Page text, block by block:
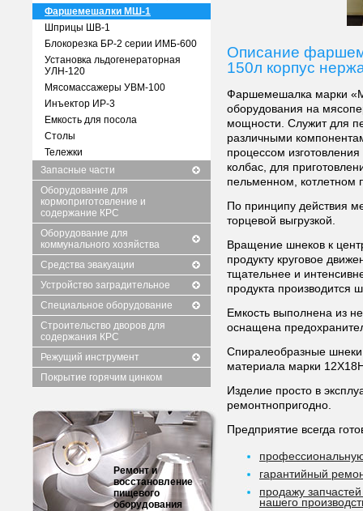
Фаршемешалки МШ-1
Шприцы ШВ-1
Блокорезка БР-2 серии ИМБ-600
Установка льдогенераторная
УЛН-120
Мясомассажеры УВМ-100
Инъектор ИР-3
Емкость для посола
Столы
Тележки
Запасные части
Оборудование для
кормоприготовление и
содержание КРС
Оборудование для
коммунального хозяйства
Средства эвакуации
Устройство заградительное
Специальное оборудование
Строительство дворов для
содержания КРС
Режущий инструмент
Покрытие горячим цинком
Ремонт и
восстановление
пищевого
оборудования
Описание
150л корпус
Фаршемешалка марки
оборудования на
мощности. Служит для
различными
процессом
колбас, для
пельменном, котлетном
По принципу действия
торцевой выгрузкой.
Вращение шнеков к
продукту круговое
тщательнее и
продукта производится
Емкость выполнена из
оснащена
Спиралеобразные
материала марки
Изделие просто в
ремонтнопригодно.
Предприятие всегда
гарантийный
продажу
нашего